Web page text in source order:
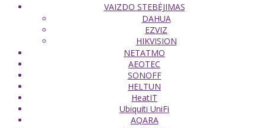
VAIZDO STEBĖJIMAS
DAHUA
EZVIZ
HIKVISION
NETATMO
AEOTEC
SONOFF
HELTUN
HeatIT
Ubiquiti UniFi
AQARA